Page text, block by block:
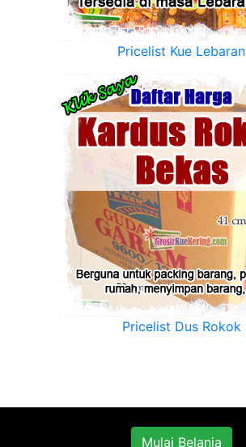
Pricelist Kue Lebaran
Pricelist Dus Rokok
Mulai Belanja